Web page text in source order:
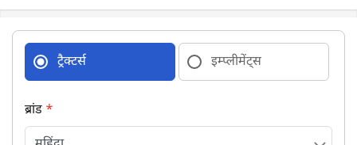
ट्रैक्टर्स इम्प्लीमेंट्स
ब्रांड *